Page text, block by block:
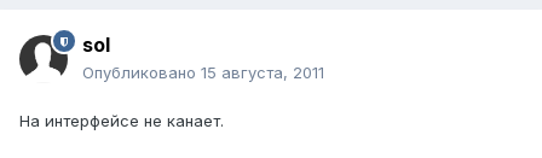
sol
Опубликовано 15 августа, 2011
На интерфейсе не канает.